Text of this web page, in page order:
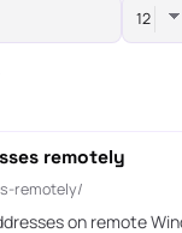
remotely
remotely/
on remote